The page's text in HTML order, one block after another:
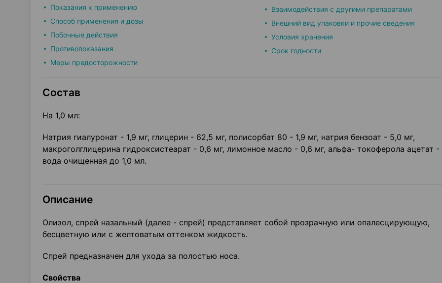
Показания к применению
Способ применения и дозы
Побочные действия
Противопоказания
Меры предосторожности
Взаимодействия с другими препаратами
Внешний вид упаковки и прочие сведения
Условия хранения
Срок годности
Состав
На 1,0 мл:
Натрия гиалуронат - 1,9 мг, глицерин - 62,5 мг, полисорбат 80 - 1,9 мг, натрия бензоат - 5,0 мг,
макроголглицерина гидроксистеарат - 0,6 мг, лимонное масло - 0,6 мг, альфа- токоферола ацетат -
вода очищенная до 1,0 мл.
Описание
Олизол, спрей назальный (далее - спрей) представляет собой прозрачную или опалесцирующую,
бесцветную или с желтоватым оттенком жидкость.
Спрей предназначен для ухода за полостью носа.
Свойства